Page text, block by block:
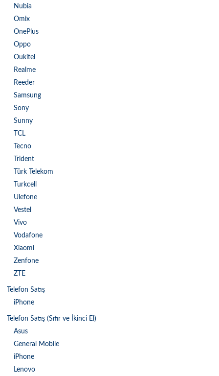
Nubia
Omix
OnePlus
Oppo
Oukitel
Realme
Reeder
Samsung
Sony
Sunny
TCL
Tecno
Trident
Türk Telekom
Turkcell
Ulefone
Vestel
Vivo
Vodafone
Xiaomi
Zenfone
ZTE
Telefon Satış
iPhone
Telefon Satış (Sıfır ve İkinci El)
Asus
General Mobile
iPhone
Lenovo